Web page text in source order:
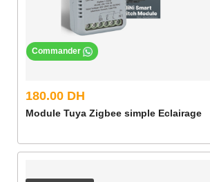
180.00 DH
Module Tuya Zigbee simple Eclairage
Commander